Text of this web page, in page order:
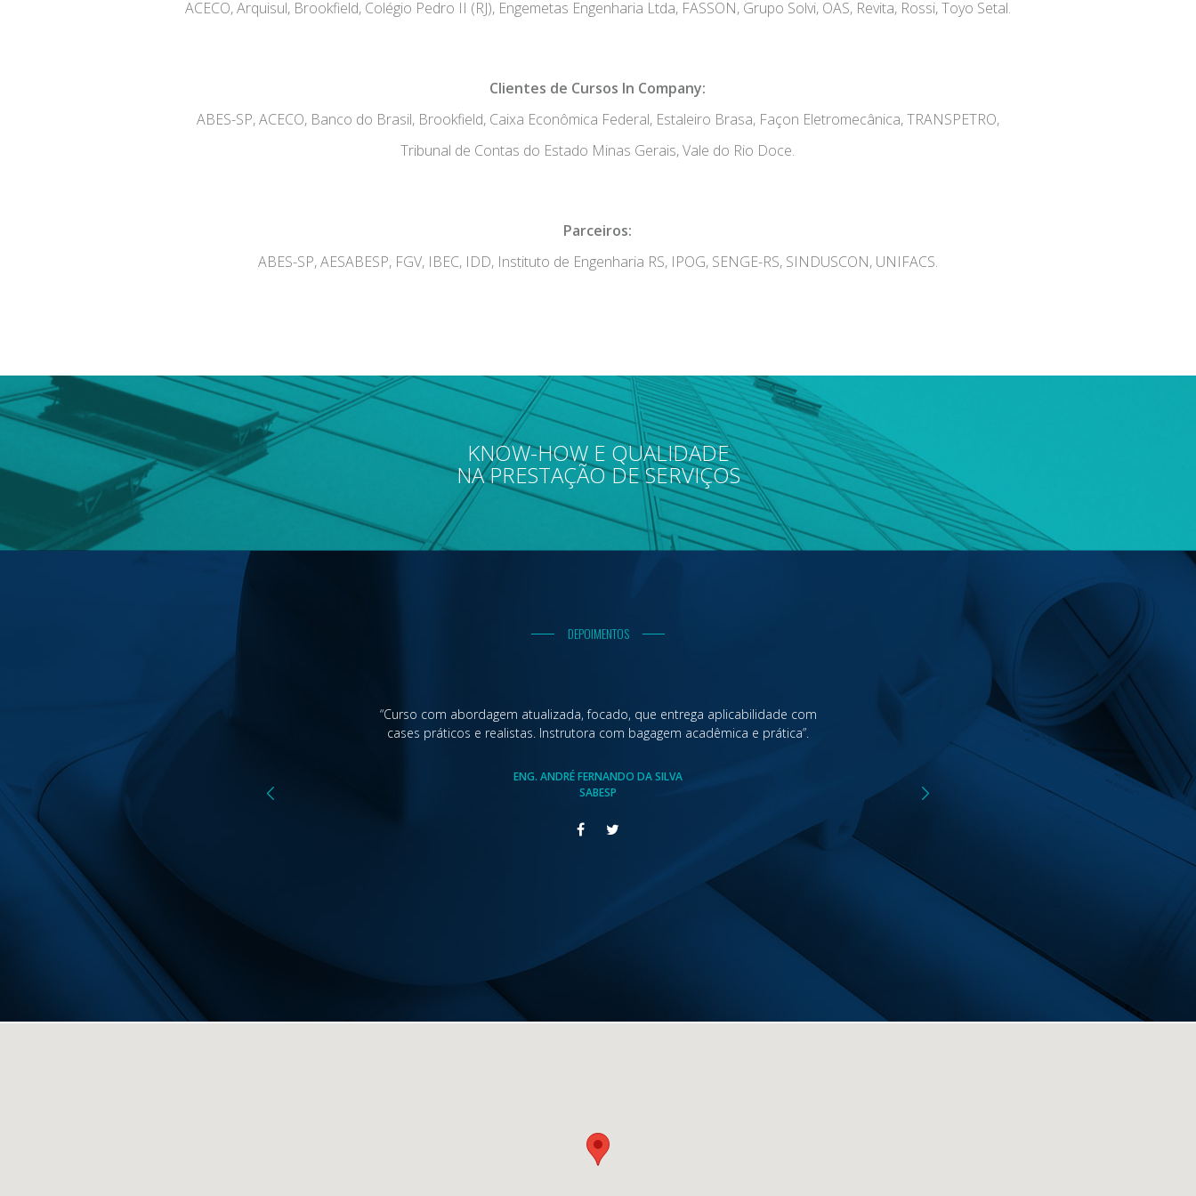
CONHEÇA NOSSOS CURSOS
SAIBA MAIS
ACECO, Arquisul, Brookfield, Colégio Pedro II (RJ), Engemetas Engenharia Ltda, FASSON, Grupo Solvi, OAS, Revita, Rossi, Toyo Setal.
Clientes de Cursos In Company:
ABES-SP, ACECO, Banco do Brasil, Brookfield, Caixa Econômica Federal, Estaleiro Brasa, Façon Eletromecânica, TRANSPETRO,
Tribunal de Contas do Estado Minas Gerais, Vale do Rio Doce.
Parceiros:
ABES-SP, AESABESP, FGV, IBEC, IDD, Instituto de Engenharia RS, IPOG, SENGE-RS, SINDUSCON, UNIFACS.
KNOW-HOW E QUALIDADE
NA PRESTAÇÃO DE SERVIÇOS
DEPOIMENTOS
“Curso com abordagem atualizada, focado, que entrega aplicabilidade com
cases práticos e realistas. Instrutora com bagagem acadêmica e prática”.
ENG. ANDRÉ FERNANDO DA SILVA
SABESP